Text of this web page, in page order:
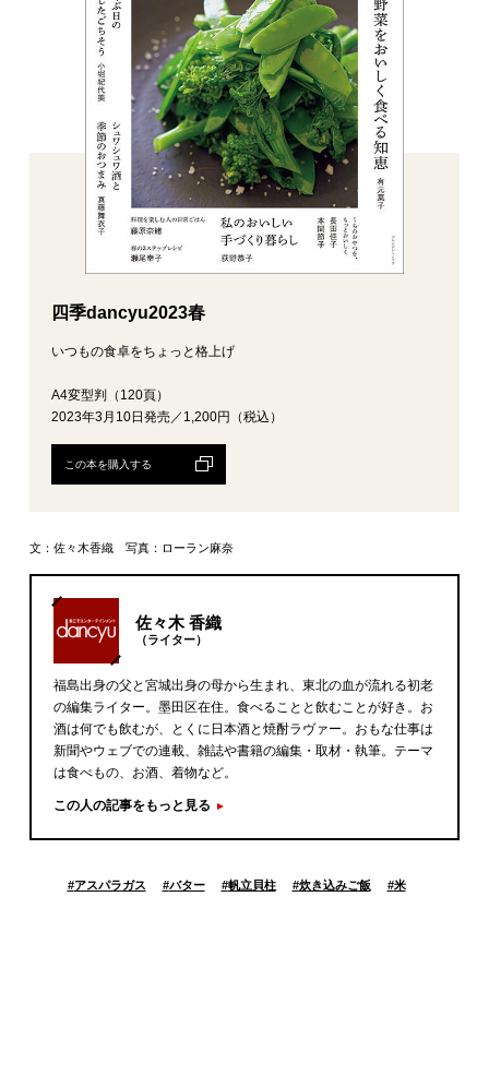
四季dancyu2023春
いつもの食卓をちょっと格上げ
A4変型判（120頁）
2023年3月10日発売／1,200円（税込）
この本を購入する
文：佐々木香織 写真：ローラン麻奈
佐々木 香織
（ライター）
福島出身の父と宮城出身の母から生まれ、東北の血が流れる初老
の編集ライター。墨田区在住。食べることと飲むことが好き。お
酒は何でも飲むが、とくに日本酒と焼酎ラヴァー。おもな仕事は
新聞やウェブでの連載、雑誌や書籍の編集・取材・執筆。テーマ
は食べもの、お酒、着物など。
この人の記事をもっと見る
#アスパラガス #バター #帆立貝柱 #炊き込みご飯 #米